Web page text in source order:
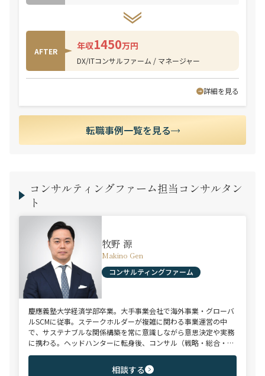
AFTER 年収1450万円
DX/ITコンサルファーム / マネージャー
詳細を見る
転職事例一覧を見る
コンサルティングファーム担当コンサルタン
ト
牧野 源
Makino Gen
コンサルティングファーム
慶應義塾大学経済学部卒業。大手事業会社で海外事業・グローバ
ルSCMに従事。ステークホルダーが複雑に関わる事業運営の中
で、サステナブルな関係構築を常に意識しながら意思決定や実務
に携わる。ヘッドハンターに転身後、コンサル（戦略・総合・
FAS）、総合商社、投資銀行、大手事業会社を始めとする幅広い
領域で、若手～エグゼクティブまでご支援実績多数。
相談する